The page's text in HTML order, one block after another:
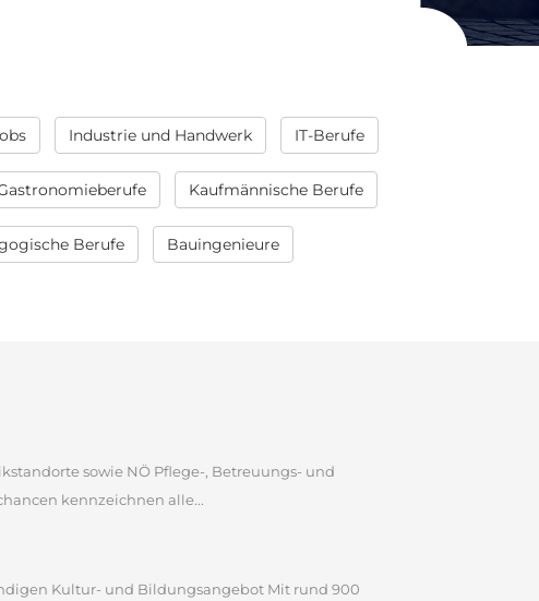
Industrie und Handwerk IT-Berufe
Kaufmännische Berufe
Berufe Bauingenieure
sowie NÖ Pflege-, Betreuungs- und
kennzeichnen alle...
Kultur- und Bildungsangebot Mit rund 900